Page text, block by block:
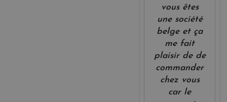
vous êtes
une société
belge et ça
me fait
plaisir de de
commander
chez vous
car le